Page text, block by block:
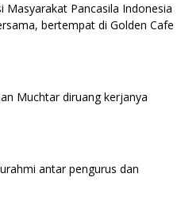
Masyarakat Pancasila Indonesia
bertempat di Golden Cafe
Muchtar diruang kerjanya
antar pengurus dan